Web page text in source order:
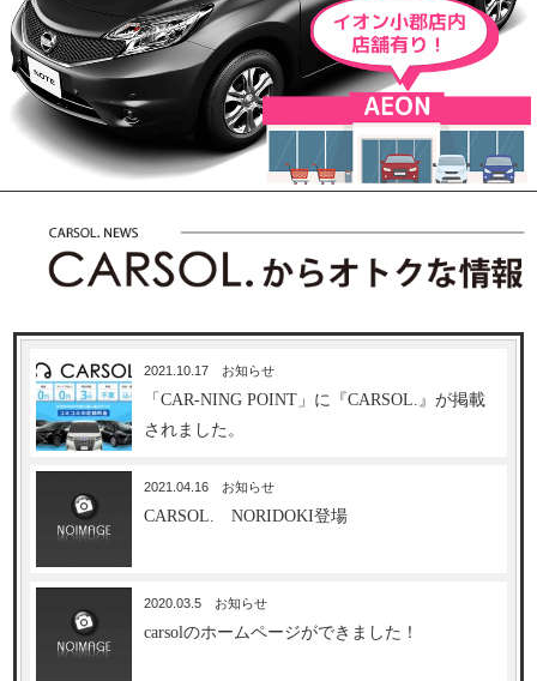
2021.10.17 お知らせ
「CAR-NING POINT」に『CARSOL.』が掲載
されました。
2021.04.16 お知らせ
CARSOL. NORIDOKI登場
2020.03.5 お知らせ
carsolのホームページができました！